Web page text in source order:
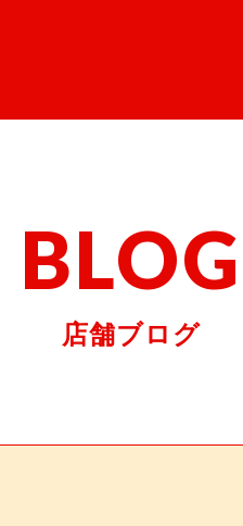
BLOG
店舗ブログ